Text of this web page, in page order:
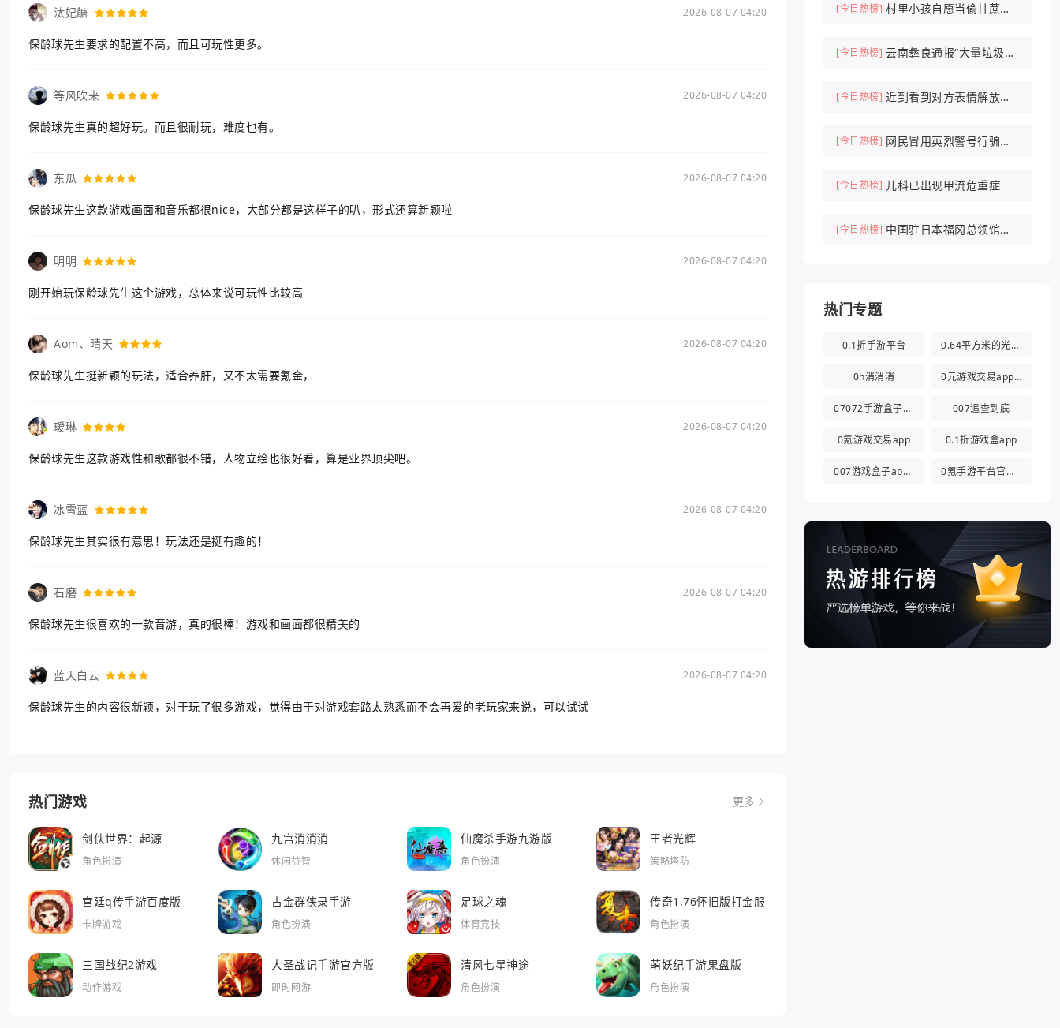
汰妃餹 2026-08-07 04:20
保龄球先生要求的配置不高，而且可玩性更多。
等风吹来 2026-08-07 04:20
保龄球先生真的超好玩。而且很耐玩，难度也有。
东瓜 2026-08-07 04:20
保龄球先生这款游戏画面和音乐都很nice，大部分都是这样子的叭，形式还算新颖啦
明明 2026-08-07 04:20
刚开始玩保龄球先生这个游戏，总体来说可玩性比较高
Aom、晴天 2026-08-07 04:20
保龄球先生挺新颖的玩法，适合养肝，又不太需要氪金，
瑷琳 2026-08-07 04:20
保龄球先生这款游戏性和歌都很不错，人物立绘也很好看，算是业界顶尖吧。
冰雪蓝 2026-08-07 04:20
保龄球先生其实很有意思！玩法还是挺有趣的！
石磨 2026-08-07 04:20
保龄球先生很喜欢的一款音游，真的很棒！游戏和画面都很精美的
蓝天白云 2026-08-07 04:20
保龄球先生的内容很新颖，对于玩了很多游戏，觉得由于对游戏套路太熟悉而不会再爱的老玩家来说，可以试试
热门游戏 更多
剑侠世界：起源
角色扮演
九宫消消消
休闲益智
仙魔杀手游九游版
角色扮演
王者光辉
策略塔防
宫廷q传手游百度版
卡牌游戏
古金群侠录手游
角色扮演
足球之魂
体育竞技
传奇1.76怀旧版打金服
角色扮演
三国战纪2游戏
动作游戏
大圣战记手游官方版
即时网游
清风七星神途
角色扮演
萌妖纪手游果盘版
角色扮演
[今日热榜] 村里小孩自愿当偷甘蔗农
[今日热榜] 云南彝良通报“大量垃圾倾
[今日热榜] 近到看到对方表情解放军
[今日热榜] 网民冒用英烈警号行骗被
[今日热榜] 儿科已出现甲流危重症
[今日热榜] 中国驻日本福冈总领馆紧
热门专题
0.1折手游平台 0.64平方米的光都与你有关
0h消消消 0元游戏交易app(0氪游戏盒)
07072手游盒子app 007追查到底
0氪游戏交易app 0.1折游戏盒app
007游戏盒子app官方版 0氪手游平台官方版